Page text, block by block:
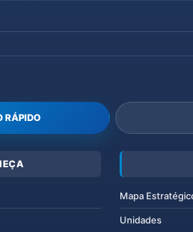
RÁPIDO
Mapa
Unidades